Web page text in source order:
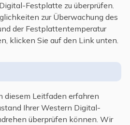
Festplatte zu überprüfen.
zur Überwachung des
der Festplattentemperatur
klicken Sie auf den Link unten.
diesem Leitfaden erfahren
Ihrer Western Digital-
überprüfen können. Wir